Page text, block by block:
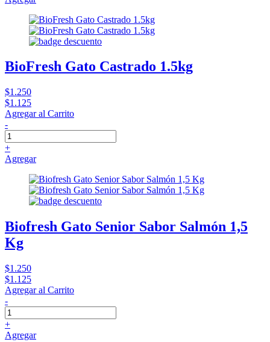
BioFresh Gato Castrado 1.5kg
$1.250
$1.125
Agregar al Carrito
-
+
Agregar
Biofresh Gato Senior Sabor Salmón 1,5
Kg
$1.250
$1.125
Agregar al Carrito
-
+
Agregar